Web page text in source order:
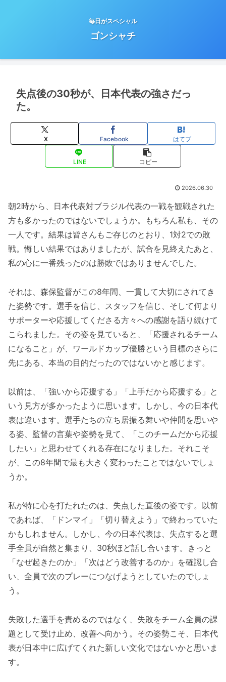
毎日がスペシャル
ゴンシャチ
失点後の30秒が、日本代表の強さだっ
た。
X Facebook はてブ
LINE コピー
2026.06.30
朝2時から、日本代表対ブラジル代表の一戦を観戦された
方も多かったのではないでしょうか。もちろん私も、その
一人です。結果は皆さんもご存じのとおり、1対2での敗
戦。悔しい結果ではありましたが、試合を見終えたあと、
私の心に一番残ったのは勝敗ではありませんでした。
それは、森保監督がこの8年間、一貫して大切にされてき
た姿勢です。選手を信じ、スタッフを信じ、そして何より
サポーターや応援してくださる方々への感謝を語り続けて
こられました。その姿を見ていると、「応援されるチーム
になること」が、ワールドカップ優勝という目標のさらに
先にある、本当の目的だったのではないかと感じます。
以前は、「強いから応援する」「上手だから応援する」と
いう見方が多かったように思います。しかし、今の日本代
表は違います。選手たちの立ち居振る舞いや仲間を思いや
る姿、監督の言葉や姿勢を見て、「このチームだから応援
したい」と思わせてくれる存在になりました。それこそ
が、この8年間で最も大きく変わったことではないでしょ
うか。
私が特に心を打たれたのは、失点した直後の姿です。以前
であれば、「ドンマイ」「切り替えよう」で終わっていた
かもしれません。しかし、今の日本代表は、失点すると選
手全員が自然と集まり、30秒ほど話し合います。きっと
「なぜ起きたのか」「次はどう改善するのか」を確認し合
い、全員で次のプレーにつなげようとしていたのでしょ
う。
失敗した選手を責めるのではなく、失敗をチーム全員の課
題として受け止め、改善へ向かう。その姿勢こそ、日本代
表が日本中に広げてくれた新しい文化ではないかと思いま
す。